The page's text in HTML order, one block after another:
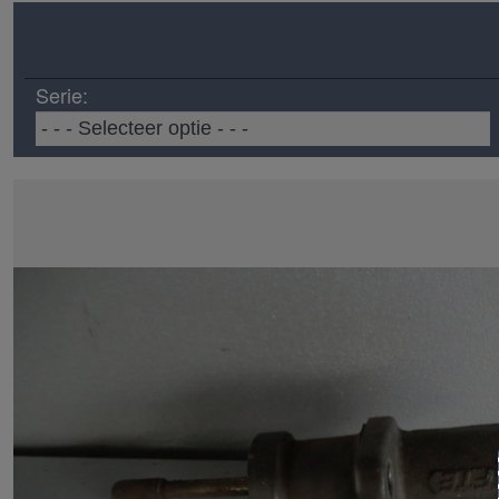
Serie: